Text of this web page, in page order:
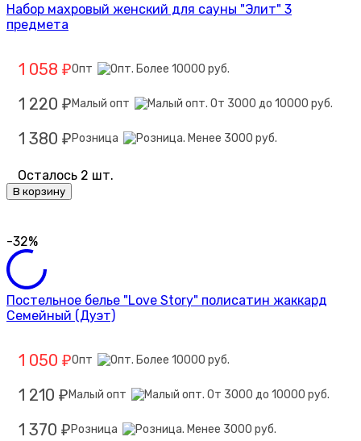
Набор махровый женский для сауны "Элит" 3
предмета
1 058 ₽Опт
1 220 ₽ Малый опт
1 380 ₽ Розница
Осталось 2 шт.
В корзину
-32%
Постельное белье "Love Story" полисатин жаккард
Семейный (Дуэт)
1 050 ₽Опт
1 210 ₽ Малый опт
1 370 ₽ Розница